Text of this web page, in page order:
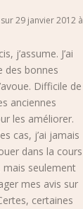
sur 29 janvier 2012 à
j’assume. J’ai
des bonnes
Difficile de
anciennes
les améliorer.
cas, j’ai jamais
dans la cours
mais seulement
mes avis sur
certaines